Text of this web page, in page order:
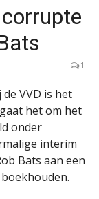
1
VVD is het
het om het
onder
interim
Bats aan een